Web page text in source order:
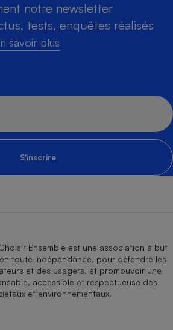
notre newsletter
tests, enquêtes réalisés
savoir plus
S'inscrire
Ensemble est une association à but
toute indépendance, pour défendre les
et des usagers, et promouvoir une
accessible et respectueuse des
et environnementaux.